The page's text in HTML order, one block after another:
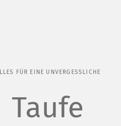
FÜR EINE UNVERGESSLICHE
Taufe